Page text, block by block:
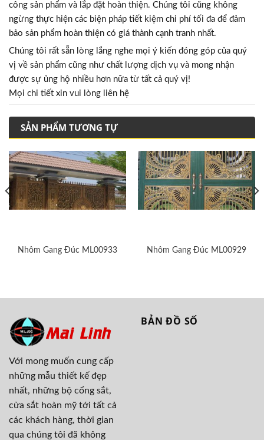
công sản phẩm và lắp đặt hoàn thiện. Chúng tôi cũng không
ngừng thực hiện các biện pháp tiết kiệm chi phí tối đa để đảm
bảo sản phẩm hoàn thiện có giá thành cạnh tranh nhất.
Chúng tôi rất sẵn lòng lắng nghe mọi ý kiến đóng góp của quý
vị về sản phẩm cũng như chất lượng dịch vụ và mong nhận
được sự ủng hộ nhiều hơn nữa từ tất cả quý vị!
Mọi chi tiết xin vui lòng liên hệ
SẢN PHẨM TƯƠNG TỰ
Nhôm Gang Đúc ML00933 Nhôm Gang Đúc ML00929
Với mong muốn cung cấp
những mẫu thiết kế đẹp
nhất, những bộ cổng sắt,
cửa sắt hoàn mỹ tới tất cả
các khách hàng, thời gian
qua chúng tôi đã không
BẢN ĐỒ SỐ